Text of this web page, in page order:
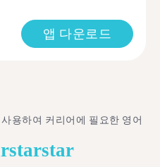
앱 다운로드
용하여 커리어에 필요한 영어
starstar